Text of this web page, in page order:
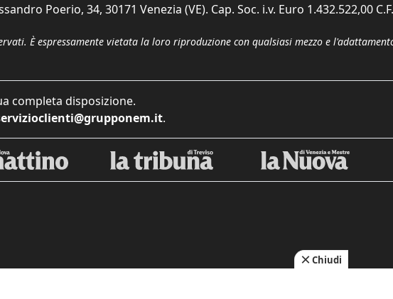
Poerio, 34, 30171 Venezia (VE). Cap. Soc. i.v. Euro 1.432.522,00
È espressamente vietata la loro riproduzione con qualsiasi mezzo e
completa disposizione.
.
Chiudi